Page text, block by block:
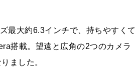
最大約6.3インチで、持ちやすくて
搭載。望遠と広角の2つのカメラ
ました。